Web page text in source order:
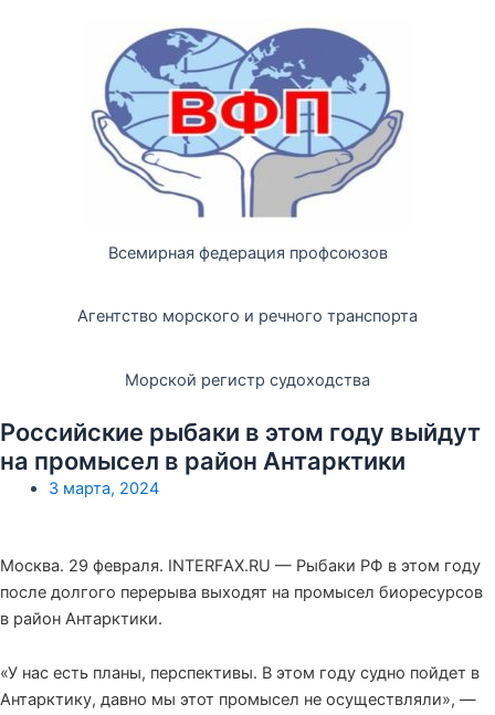
Всемирная федерация профсоюзов
Агентство морского и речного транспорта
Морской регистр судоходства
Российские рыбаки в этом году выйдут
на промысел в район Антарктики
3 марта, 2024
Москва. 29 февраля. INTERFAX.RU — Рыбаки РФ в этом году
после долгого перерыва выходят на промысел биоресурсов
в район Антарктики.
«У нас есть планы, перспективы. В этом году судно пойдет в
Антарктику, давно мы этот промысел не осуществляли», —